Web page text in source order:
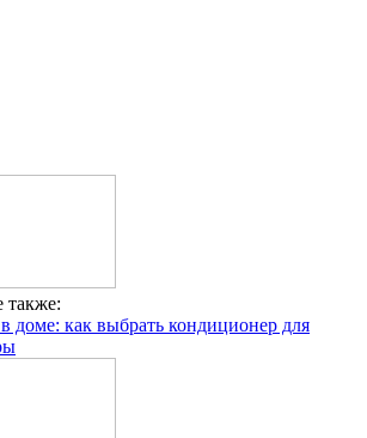
также:
доме: как выбрать кондиционер для